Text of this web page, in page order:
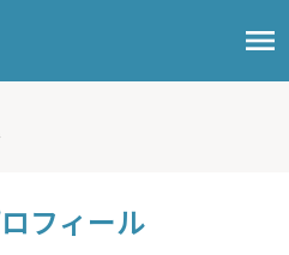
フィール
menu